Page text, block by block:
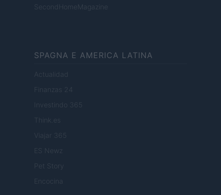
SecondHomeMagazine
SPAGNA E AMERICA LATINA
Actualidad
Finanzas 24
Investindo 365
Think.es
Viajar 365
ES Newz
Pet Story
Encocina